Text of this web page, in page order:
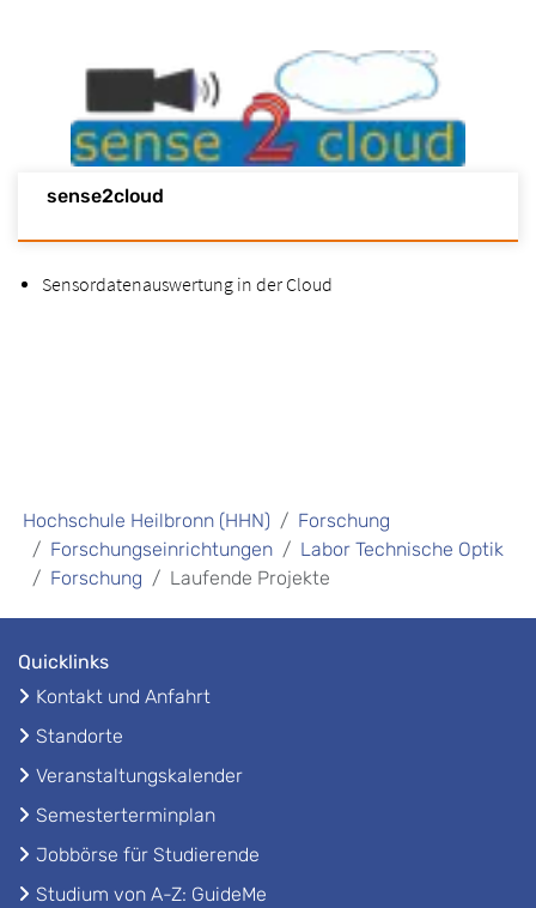
sense2cloud
Sensordatenauswertung in der Cloud
Hochschule Heilbronn (HHN)
Forschung
Forschungseinrichtungen
Labor Technische Optik
Forschung
Laufende Projekte
Quicklinks
Kontakt und Anfahrt
Standorte
Veranstaltungskalender
Semesterterminplan
Jobbörse für Studierende
Studium von A-Z: GuideMe